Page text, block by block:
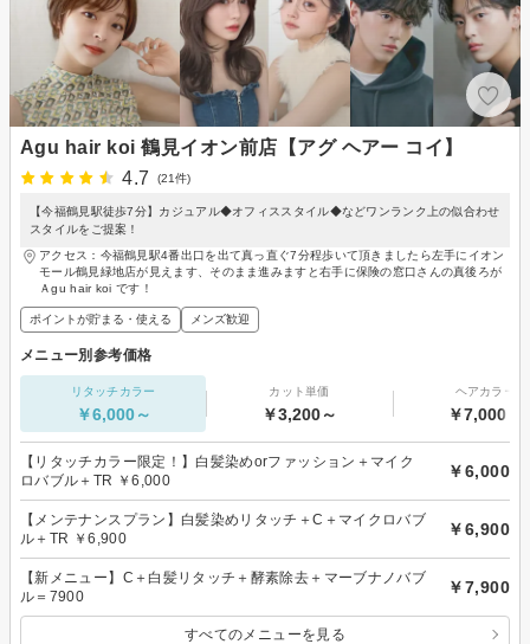
Agu hair koi 鶴見イオン前店【アグ ヘアー コイ】
4.7
(21件)
【今福鶴見駅徒歩7分】カジュアル◆オフィススタイル◆などワンランク上の似合わせ
スタイルをご提案！
アクセス：今福鶴見駅4番出口を出て真っ直ぐ7分程歩いて頂きましたら左手にイオン
モール鶴見緑地店が見えます、そのまま進みますと右手に保険の窓口さんの真後ろが
Ａgu hair koi です！
ポイントが貯まる・使える メンズ歓迎
メニュー別参考価格
リタッチカラー
￥6,000～
カット単価
￥3,200～
ヘアカラー
￥7,000～
【リタッチカラー限定！】白髪染めorファッション＋マイク
ロバブル＋TR ￥6,000
￥6,000
【メンテナンスプラン】白髪染めリタッチ＋C＋マイクロバブ
ル＋TR ￥6,900
￥6,900
【新メニュー】C＋白髪リタッチ＋酵素除去＋マーブナノバブ
ル＝7900
￥7,900
すべてのメニューを見る